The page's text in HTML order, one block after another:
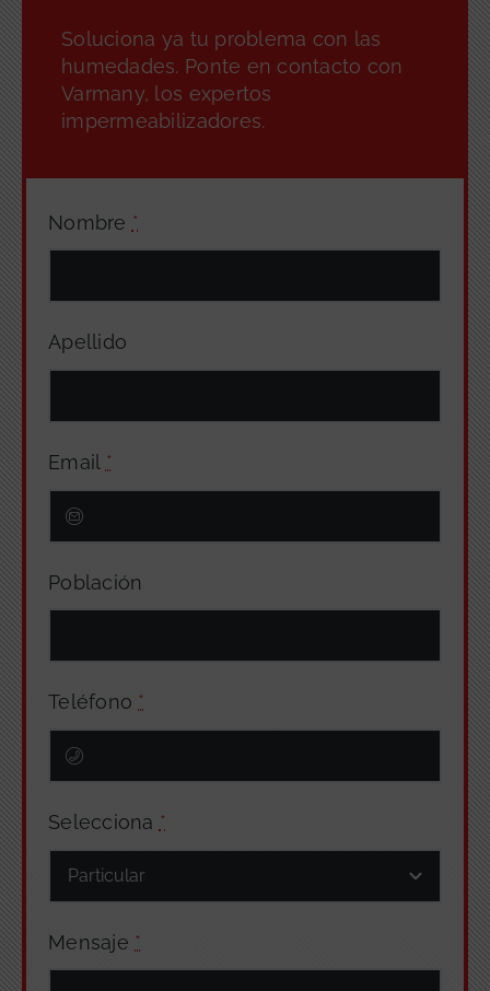
Nombre *
Apellido
Email *
Población
Teléfono *
Selecciona *
Mensaje *
Soluciona ya tu problema con las
humedades. Ponte en contacto con
Varmany, los expertos
impermeabilizadores.